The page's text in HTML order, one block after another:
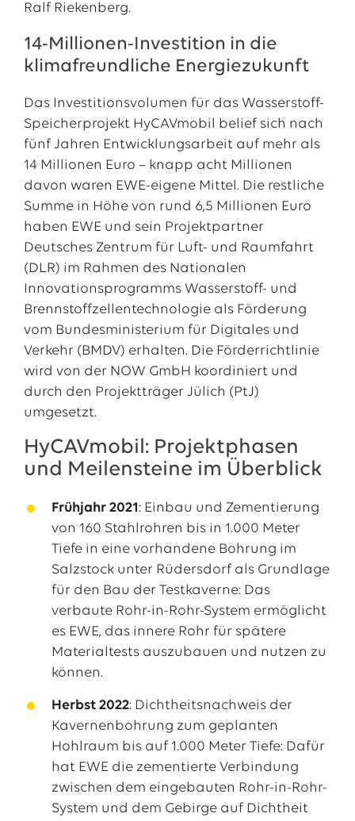
Ralf Riekenberg.
14-Millionen-Investition in die
klimafreundliche Energiezukunft
Das Investitionsvolumen für das Wasserstoff-
Speicherprojekt HyCAVmobil belief sich nach
fünf Jahren Entwicklungsarbeit auf mehr als
14 Millionen Euro – knapp acht Millionen
davon waren EWE-eigene Mittel. Die restliche
Summe in Höhe von rund 6,5 Millionen Euro
haben EWE und sein Projektpartner
Deutsches Zentrum für Luft- und Raumfahrt
(DLR) im Rahmen des Nationalen
Innovationsprogramms Wasserstoff- und
Brennstoffzellentechnologie als Förderung
vom Bundesministerium für Digitales und
Verkehr (BMDV) erhalten. Die Förderrichtlinie
wird von der NOW GmbH koordiniert und
durch den Projektträger Jülich (PtJ)
umgesetzt.
HyCAVmobil: Projektphasen
und Meilensteine im Überblick
Frühjahr 2021: Einbau und Zementierung
von 160 Stahlrohren bis in 1.000 Meter
Tiefe in eine vorhandene Bohrung im
Salzstock unter Rüdersdorf als Grundlage
für den Bau der Testkaverne: Das
verbaute Rohr-in-Rohr-System ermöglicht
es EWE, das innere Rohr für spätere
Materialtests auszubauen und nutzen zu
können.
Herbst 2022: Dichtheitsnachweis der
Kavernenbohrung zum geplanten
Hohlraum bis auf 1.000 Meter Tiefe: Dafür
hat EWE die zementierte Verbindung
zwischen dem eingebauten Rohr-in-Rohr-
System und dem Gebirge auf Dichtheit